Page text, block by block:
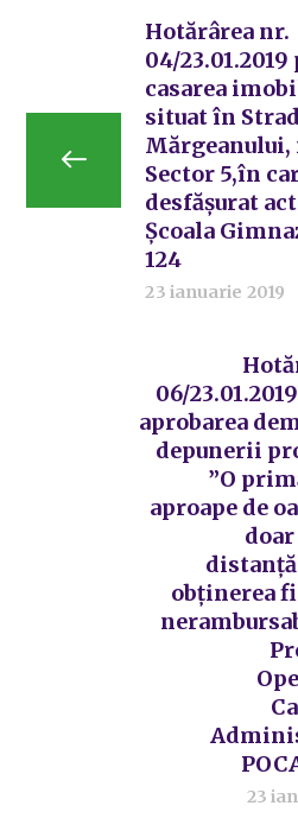
Hotărârea nr.
04/
casarea
situat în
Mărgeanului,
Sector 5,în
desfășurat
Școala
124
23 ianuarie 2019
06/
aprobarea
depunerii
”O
aproape de
obținerea
23